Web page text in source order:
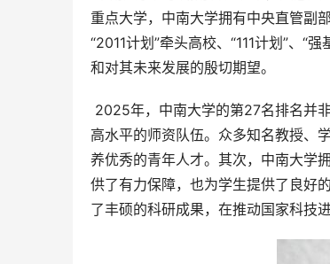
重点大学，中南大学拥有中央直管副
“2011计划”牵头高校、“111计划”、“
和对其未来发展的殷切期望。
高水平的师资队伍。众多知名教授、
养优秀的青年人才。其次，中南大学
供了有力保障，也为学生提供了良好
了丰硕的科研成果，在推动国家科技